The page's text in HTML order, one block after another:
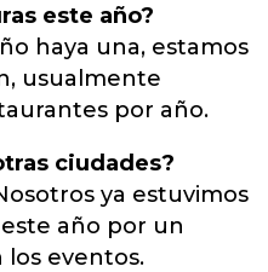
este año?
haya una, estamos
usualmente
por año.
ciudades?
ya estuvimos
año por un
eventos.